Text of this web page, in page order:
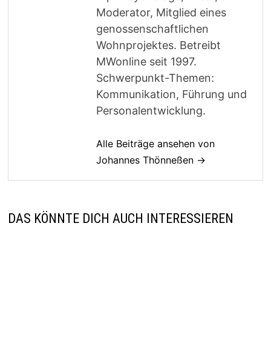
Moderator, Mitglied eines
genossenschaftlichen
Wohnprojektes. Betreibt
MWonline seit 1997.
Schwerpunkt-Themen:
Kommunikation, Führung und
Personalentwicklung.
Alle Beiträge ansehen von
Johannes Thönneßen →
DAS KÖNNTE DICH AUCH INTERESSIEREN